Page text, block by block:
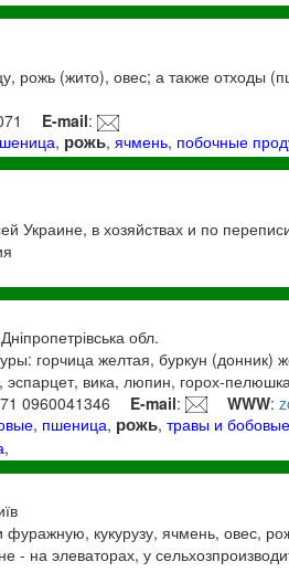
рожь (жито), овес; а также отходы
E-mail:
, рожь,ячмень, побочные
Украине, в хозяйствах и по
обл.
горчица желтая, буркун (донник)
вика, люпин, горох-
0960041346 E-mail: WWW:
, пшеница, рожь,травы и
,
кукурузу, ячмень, овес,
- на элеваторах, у